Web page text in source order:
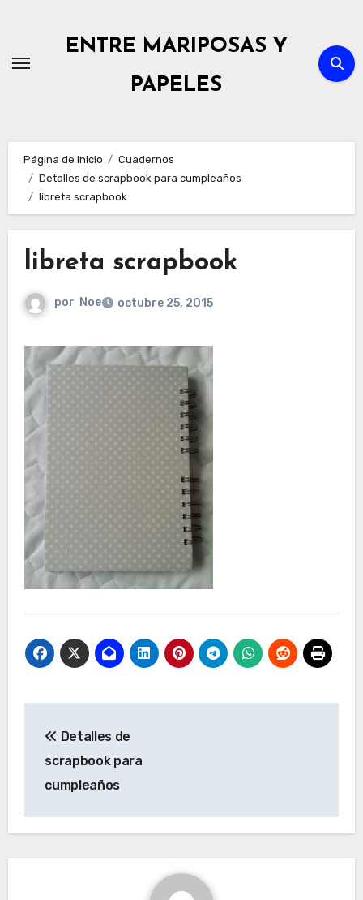
contenido
ENTRE MARIPOSAS Y
PAPELES
Página de inicio
Cuadernos
Detalles de scrapbook para cumpleaños
libreta scrapbook
libreta scrapbook
por Noe octubre 25, 2015
de
entradas
Detalles de
scrapbook para
cumpleaños